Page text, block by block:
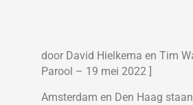
door David Hielkema en Tim
Parool – 19 mei 2022 ]
Amsterdam en Den Haag